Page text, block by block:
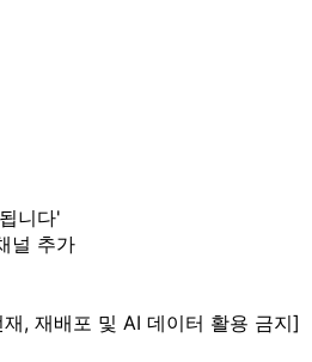
니다'
널 추가
, 재배포 및 AI 데이터 활용 금지]